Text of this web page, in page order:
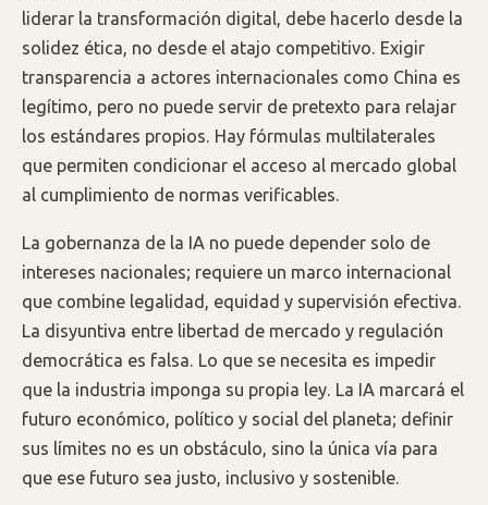
liderar la transformación digital, debe hacerlo desde la
solidez ética, no desde el atajo competitivo. Exigir
transparencia a actores internacionales como China es
legítimo, pero no puede servir de pretexto para relajar
los estándares propios. Hay fórmulas multilaterales
que permiten condicionar el acceso al mercado global
al cumplimiento de normas verificables.
La gobernanza de la IA no puede depender solo de
intereses nacionales; requiere un marco internacional
que combine legalidad, equidad y supervisión efectiva.
La disyuntiva entre libertad de mercado y regulación
democrática es falsa. Lo que se necesita es impedir
que la industria imponga su propia ley. La IA marcará el
futuro económico, político y social del planeta; definir
sus límites no es un obstáculo, sino la única vía para
que ese futuro sea justo, inclusivo y sostenible.